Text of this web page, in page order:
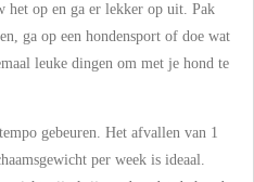
het op en ga er lekker op uit. Pak
ga op een hondensport of doe wat
leuke dingen om met je hond te
gebeuren. Het afvallen van 1
per week is ideaal.